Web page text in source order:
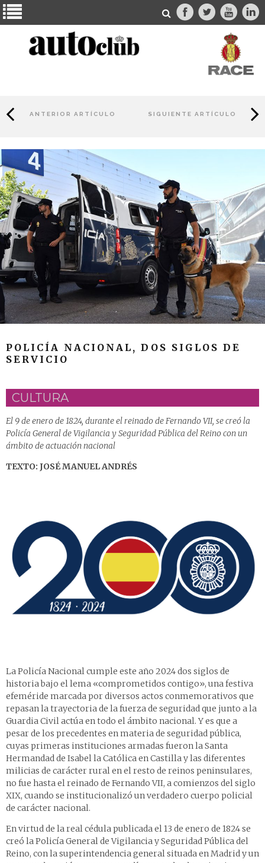
ANTERIOR ARTÍCULO SIGUIENTE ARTÍCULO
POLICÍA NACIONAL, DOS SIGLOS DE
SERVICIO
CULTURA
El 9 de enero de 1824, durante el reinado de Fernando VII, se creó la
Policía General de Vigilancia y Seguridad Pública del Reino con un
ámbito de actuación nacional
TEXTO: JOSÉ MANUEL ANDRÉS
La Policía Nacional cumple este año 2024 dos siglos de
historia bajo el lema «comprometidos contigo», una festiva
efeméride marcada por diversos actos conmemorativos que
repasan la trayectoria de la fuerza de seguridad que junto a la
Guardia Civil actúa en todo el ámbito nacional. Y es que a
pesar de los precedentes en materia de seguridad pública,
cuyas primeras instituciones armadas fueron la Santa
Hermandad de Isabel la Católica en Castilla y las diferentes
milicias de carácter rural en el resto de reinos peninsulares,
no fue hasta el reinado de Fernando VII, a comienzos del siglo
XIX, cuando se institucionalizó un verdadero cuerpo policial
de carácter nacional.
En virtud de la real cédula publicada el 13 de enero de 1824 se
creó la Policía General de Vigilancia y Seguridad Pública del
Reino, con la superintendencia general situada en Madrid y un